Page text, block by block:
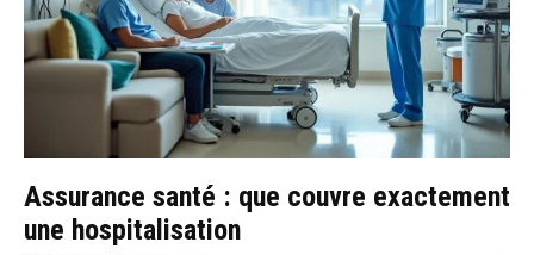
Assurance santé : que couvre exactement
une hospitalisation